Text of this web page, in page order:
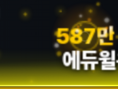
587만
에듀윌